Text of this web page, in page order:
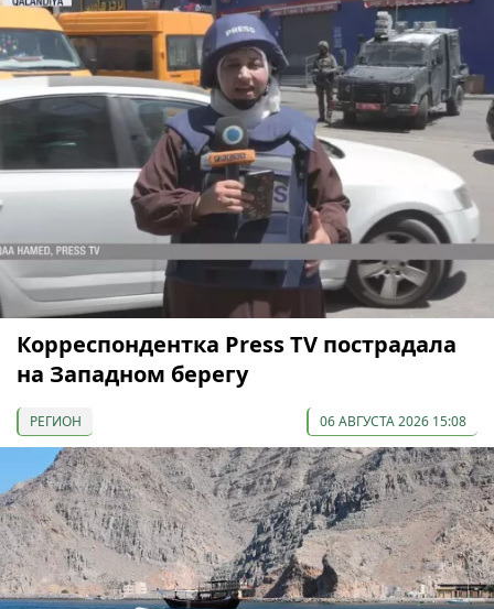
Корреспондентка Press TV пострадала
на Западном берегу
РЕГИОН 06 АВГУСТА 2026 15:08